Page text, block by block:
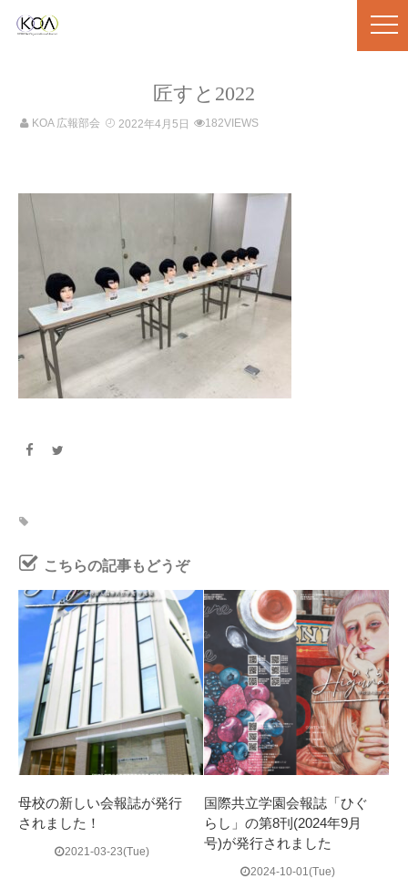
匠すと2022
KOA 広報部会 2022年4月5日 182VIEWS
こちらの記事もどうぞ
母校の新しい会報誌が発行
されました！
2021-03-23(Tue)
国際共立学園会報誌「ひぐ
らし」の第8刊(2024年9月
号)が発行されました
2024-10-01(Tue)